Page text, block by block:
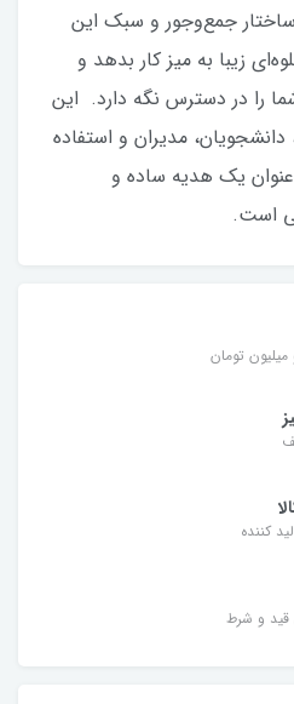
جمع‌وجور و سبک این
زیبا به میز کار بدهد و
را در دسترس نگه دارد. این
مدیران و استفاده
یک هدیه ساده و
است.
میلیون تومان
کننده
و شرط